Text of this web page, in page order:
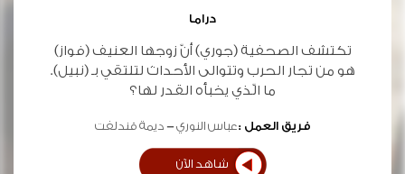
دراما
تكتشف الصحفية (جوري) أنّ زوجها العنيف (فواز)
هو من تجار الحرب وتتوالى الأحداث لتلتقي بـ (نبيل).
ما الّذي يخبأه القدر لها؟
فريق العمل :عباس النوري ديمة قندلفت
شاهد الآن